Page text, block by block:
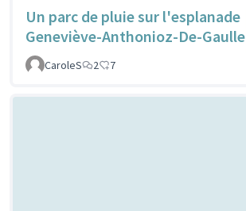
Un parc de pluie sur l'esplanade
Geneviève-Anthonioz-De-Gaulle
CaroleS
2 7